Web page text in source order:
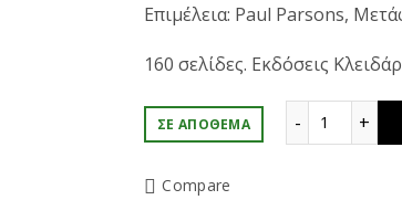
Επιμέλεια: Paul Parsons,
160 σελίδες. Εκδόσεις
ΣΕ ΑΠΌΘΕΜΑ
50
Compare